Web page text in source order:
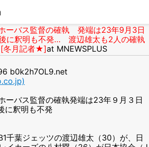
ホーバス監督の確執 発端は23年9月3日
に釈明も不発… 渡辺雄太も2人の確執
[冬月記者★]at MNEWSPLUS
b0k2h7OL9.net
ーバス監督の確執発端は23年９月３日
に釈明も不発
千葉ジェッツの渡辺雄太（30）が、日